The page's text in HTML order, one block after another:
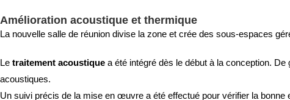
Amélioration acoustique et thermique
La nouvelle salle de réunion divise la zone et crée des sous-espaces
Le traitement acoustique a été intégré dès le début à la conception.
acoustiques.
Un suivi précis de la mise en œuvre a été effectué pour vérifier la bonne